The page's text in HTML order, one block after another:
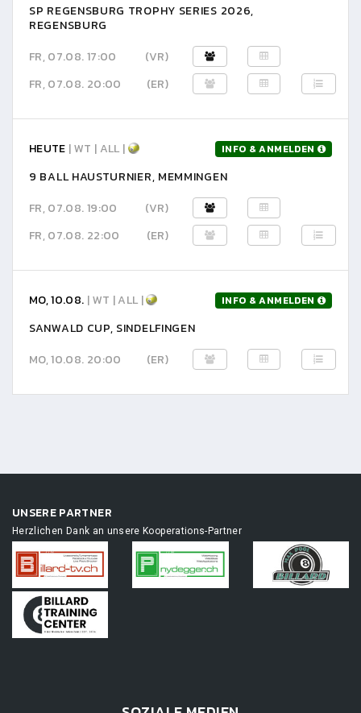
SP REGENSBURG TROPHY SERIES 2026,
REGENSBURG
FR, 07.08. 17:00
(VR)
FR, 07.08. 20:00
(ER)
HEUTE | WT | ALL | INFO & ANMELDEN
9 BALL HAUSTURNIER, MEMMINGEN
FR, 07.08. 19:00
(VR)
FR, 07.08. 22:00
(ER)
MO, 10.08. | WT | ALL | INFO & ANMELDEN
SANWALD CUP, SINDELFINGEN
MO, 10.08. 20:00
(ER)
UNSERE PARTNER
Herzlichen Dank an unsere Kooperations-Partner